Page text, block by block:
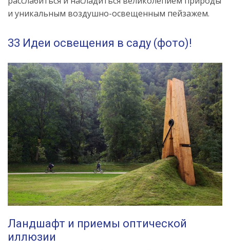
и уникальным воздушно-освещенным пейзажем.
33 Идеи освещения в саду (фото)!
Ландшафт и приемы оптической
иллюзии